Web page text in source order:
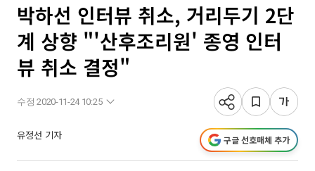
박하선 인터뷰 취소, 거리두기 2단
계 상향 "'산후조리원' 종영 인터
뷰 취소 결정"
수정 2020-11-24 10:25
유정선 기자 구글 선호매체 추가